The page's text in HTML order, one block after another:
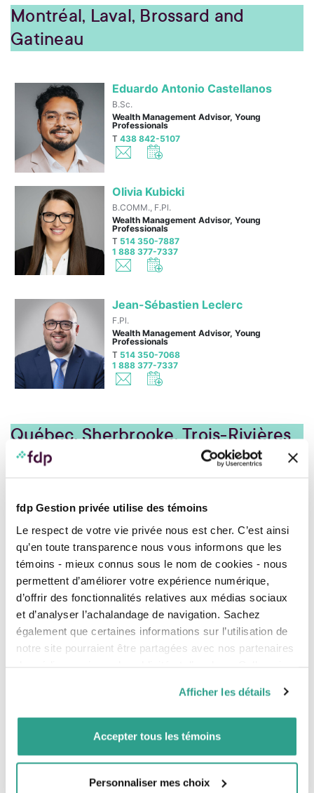
fdp Gestion privée utilise des témoins
Le respect de votre vie privée nous est cher. C’est ainsi
qu’en toute transparence nous vous informons que les
témoins - mieux connus sous le nom de cookies - nous
permettent d’améliorer votre expérience numérique,
d’offrir des fonctionnalités relatives aux médias sociaux
et d’analyser l’achalandage de navigation. Sachez
également que certaines informations sur l’utilisation de
notre site pourraient être partagées avec nos partenaires
vous leur auriez fournies ou qu’ils auraient collectées lors
de votre utilisation de leurs services.
Afficher les détails
Accepter tous les témoins
Personnaliser mes choix
Montréal, Laval, Brossard and
Gatineau
Eduardo Antonio Castellanos
B.Sc.
Wealth Management Advisor, Young
Professionals
T438 842-5107
Olivia Kubicki
B.COMM., F.Pl.
Wealth Management Advisor, Young
Professionals
T 514 350-7887
1 888 377-7337
Jean-Sébastien Leclerc
F.Pl.
Wealth Management Advisor, Young
Professionals
T 514 350-7068
1 888 377-7337
Québec, Sherbrooke, Trois-Rivières
and Chicoutimi
Pierre-Luc Collin
Wealth Management Advisor
T418 704-8181
1 800 720-4244, p. 317
Éva Lavoie
B.A.A., F.Pl.
Professionals
B.A.A., F.Pl.
Wealth Management Advisor, Young
Professionals
418 747-0121
1 888 377-7337